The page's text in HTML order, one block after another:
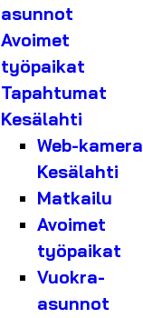
asunnot
Avoimet
työpaikat
Tapahtumat
Kesälahti
Web-kamera
Kesälahti
Matkailu
Avoimet
työpaikat
Vuokra-
asunnot